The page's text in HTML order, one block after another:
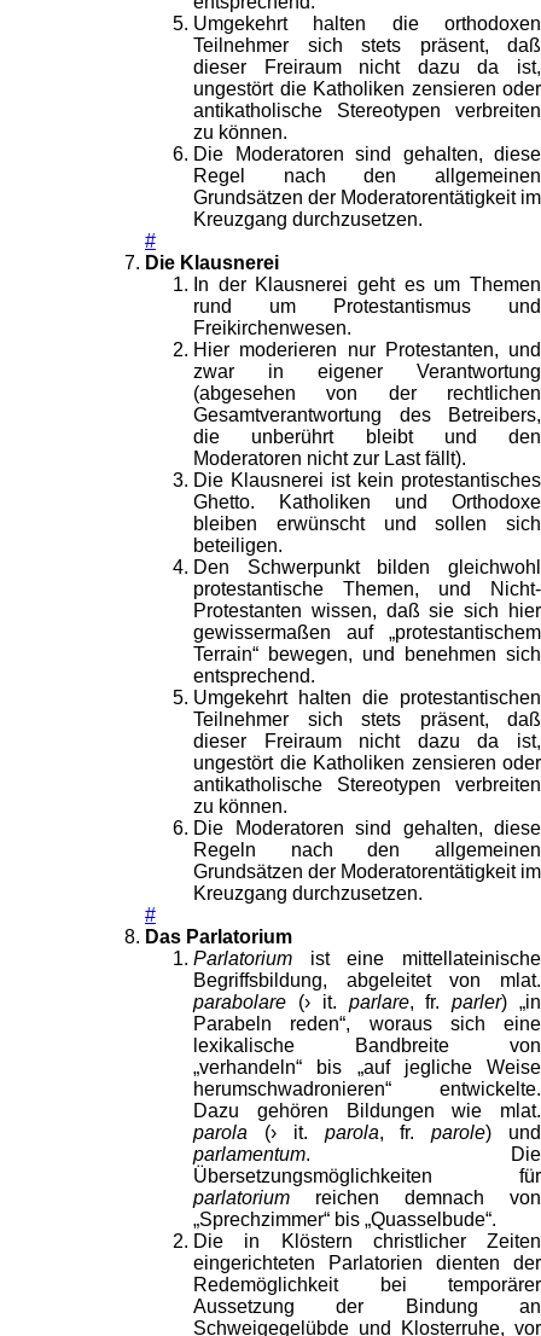
Umgekehrt halten die orthodoxen
Teilnehmer sich stets präsent, daß
dieser Freiraum nicht dazu da ist,
ungestört die Katholiken zensieren oder
antikatholische Stereotypen verbreiten
zu können.
Die Moderatoren sind gehalten, diese
Regel nach den allgemeinen
Grundsätzen der Moderatorentätigkeit im
Kreuzgang durchzusetzen.
#
Die Klausnerei
In der Klausnerei geht es um Themen
rund um Protestantismus und
Freikirchenwesen.
Hier moderieren nur Protestanten, und
zwar in eigener Verantwortung
(abgesehen von der rechtlichen
Gesamtverantwortung des Betreibers,
die unberührt bleibt und den
Moderatoren nicht zur Last fällt).
Die Klausnerei ist kein protestantisches
Ghetto. Katholiken und Orthodoxe
bleiben erwünscht und sollen sich
beteiligen.
Den Schwerpunkt bilden gleichwohl
protestantische Themen, und Nicht-
Protestanten wissen, daß sie sich hier
gewissermaßen auf „protestantischem
Terrain“ bewegen, und benehmen sich
entsprechend.
Umgekehrt halten die protestantischen
Teilnehmer sich stets präsent, daß
dieser Freiraum nicht dazu da ist,
ungestört die Katholiken zensieren oder
antikatholische Stereotypen verbreiten
zu können.
Die Moderatoren sind gehalten, diese
Regeln nach den allgemeinen
Grundsätzen der Moderatorentätigkeit im
Kreuzgang durchzusetzen.
#
Das Parlatorium
Parlatorium ist eine mittellateinische
Begriffsbildung, abgeleitet von mlat.
parabolare (› it. parlare, fr.parler) „in
Parabeln reden“, woraus sich eine
lexikalische Bandbreite von
„verhandeln“ bis „auf jegliche Weise
herumschwadronieren“ entwickelte.
Dazu gehören Bildungen wie mlat.
parola (› it. parola, fr.parole) und
parlamentum. Die
Übersetzungsmöglichkeiten für
parlatorium reichen demnach von
„Sprechzimmer“ bis „Quasselbude“.
Die in Klöstern christlicher Zeiten
eingerichteten Parlatorien dienten der
Redemöglichkeit bei temporärer
Aussetzung der Bindung an
Schweigegelübde und Klosterruhe, vor